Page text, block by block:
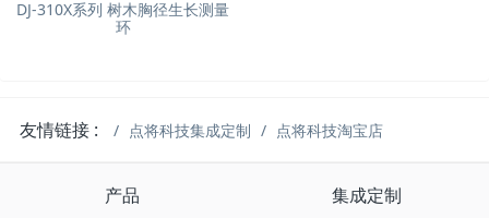
DJ-310X系列 树木胸径生长测量
环
友情链接 : 点将科技集成定制 点将科技淘宝店
产品 集成定制